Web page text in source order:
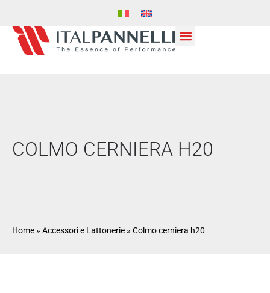
COLMO CERNIERA H20
Home » Accessori e Lattonerie » Colmo cerniera h20